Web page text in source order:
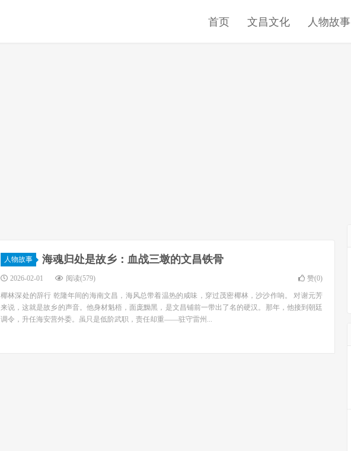
首页 文昌文化 人物故事
人物故事 海魂归处是故乡：血战三墩的文昌铁骨
2026-02-01 阅读(579) 赞(0)
椰林深处的辞行 乾隆年间的海南文昌，海风总带着温热的咸味，穿过茂密椰林，沙沙作响。 对谢元芳
来说，这就是故乡的声音。他身材魁梧，面庞黝黑，是文昌铺前一带出了名的硬汉。那年，他接到朝廷
调令，升任海安营外委。虽只是低阶武职，责任却重——驻守雷州...